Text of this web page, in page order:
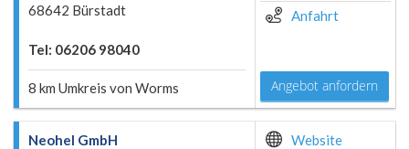
68642 Bürstadt
Tel: 06206 98040
8 km Umkreis von Worms
Anfahrt
Angebot anfordern
Neohel GmbH
Website